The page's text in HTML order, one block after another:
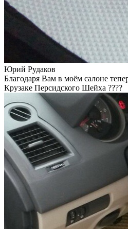
Юрий Рудаков
Благодаря Вам в моём салоне
Крузаке Персидского Шейха ????